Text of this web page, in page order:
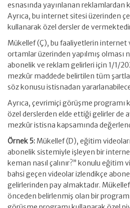
esnasında yayınlanan reklamlardan
Ayrıca, bu internet sitesi üzerinden
kullanarak özel dersler de
Mükellef (Ç), bu faaliyetlerin internet
ortamlar üzerinden yapılmış olması
abonelik ve reklam gelirleri için 1/1/
mezkûr maddede belirtilen tüm
söz konusu istisnadan
Ayrıca, çevrimiçi görüşme programı
özel derslerden elde ettiği gelirler de
mezkûr istisna kapsamında
Örnek 5: Mükellef (D), eğitim
abonelik sistemiyle işleyen bir
keman nasıl çalınır?” konulu eğitim
bahsi geçen videolar izlendikçe
gelirlerinden pay almaktadır.
önceden belirlenmiş olan bir